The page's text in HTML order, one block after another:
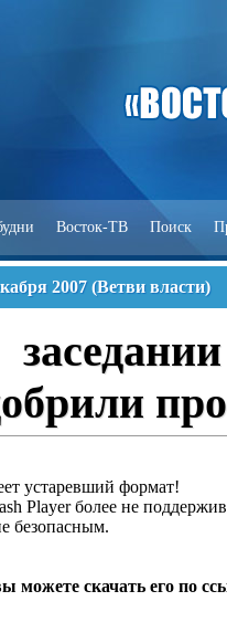
Восток-ТВ Поиск
2007 (Ветви власти)
устаревший формат!
Player более не
безопасным.
можете скачать его по